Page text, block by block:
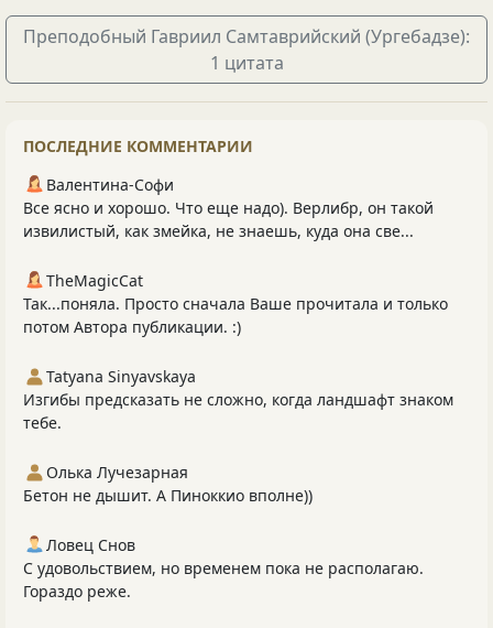
Преподобный Гавриил Самтаврийский (Ургебадзе):
1 цитата
ПОСЛЕДНИЕ КОММЕНТАРИИ
Валентина-Софи
Все ясно и хорошо. Что еще надо). Верлибр, он такой
извилистый, как змейка, не знаешь, куда она све...
TheMagicCat
Так...поняла. Просто сначала Ваше прочитала и только
потом Автора публикации. :)
Tatyana Sinyavskaya
Изгибы предсказать не сложно, когда ландшафт знаком
тебе.
Олька Лучезарная
Бетон не дышит. А Пиноккио вполне))
Ловец Снов
С удовольствием, но временем пока не располагаю.
Гораздо реже.